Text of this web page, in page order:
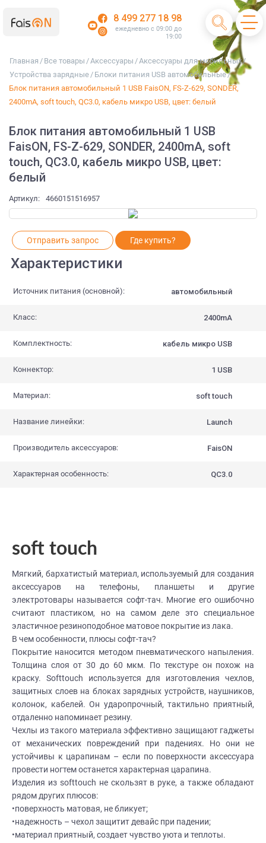
8 499 277 18 98
ежедневно с 09:00 до
19:00
Главная / Все товары / Аксессуары / Аксессуары для мобильных/
Устройства зарядные / Блоки питания USB автомобильные/
Блок питания автомобильный 1 USB FaisON, FS-Z-629, SONDER,
2400mA, soft touch, QC3.0, кабель микро USB, цвет: белый
Блок питания автомобильный 1 USB
FaisON, FS-Z-629, SONDER, 2400mA, soft
touch, QC3.0, кабель микро USB, цвет:
белый
Артикул: 4660151516957
Отправить запрос Где купить?
Характеристики
Источник питания (основной): автомобильный
Класс: 2400mA
Комплектность: кабель микро USB
Коннектор: 1 USB
Материал: soft touch
Название линейки: Launch
Производитель аксессуаров: FaisON
Характерная особенность: QC3.0
soft touch
Мягкий, бархатистый материал, используемый для создания
аксессуаров на телефоны, планшеты и другие
электротовары называется софт-тач. Многие его ошибочно
считают пластиком, но на самом деле это специальное
эластичное резиноподобное матовое покрытие из лака.
В чем особенности, плюсы софт-тач?
Покрытие наносится методом пневматического напыления.
Толщина слоя от 30 до 60 мкм. По текстуре он похож на
краску. Softtouch используется для изготовления чехлов,
защитных слоев на блоках зарядных устройств, наушников,
колонок, кабелей. Он ударопрочный, тактильно приятный,
отдаленно напоминает резину.
Чехлы из такого материала эффективно защищают гаджеты
от механических повреждений при падениях. Но они не
устойчивы к царапинам – если по поверхности аксессуара
провести ногтем останется характерная царапина.
Изделия из softtouch не скользят в руке, а также обладают
рядом других плюсов:
•поверхность матовая, не бликует;
•надежность – чехол защитит девайс при падении;
•материал приятный, создает чувство уюта и теплоты.